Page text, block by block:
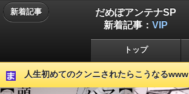
新着記事
だめぽアンテナSP
新着記事： VIP
トップ
人生初めてのクンニされたらこうなるwww